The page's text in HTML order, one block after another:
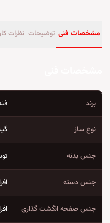
مشخصات فنی توضیحات نظرات
برند
نوع ساز
جنس بدنه
جنس دسته افرا
جنس صفحه انگشت گذاری افرا